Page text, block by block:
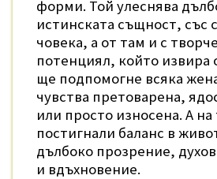
форми. Той улеснява
истинската същност, със
човека, а от там и с
потенциял, който извира
ще подпомогне всяка
чувства претоварена,
или просто износена. А на
постигнали баланс в
дълбоко прозрение,
и вдъхновение.